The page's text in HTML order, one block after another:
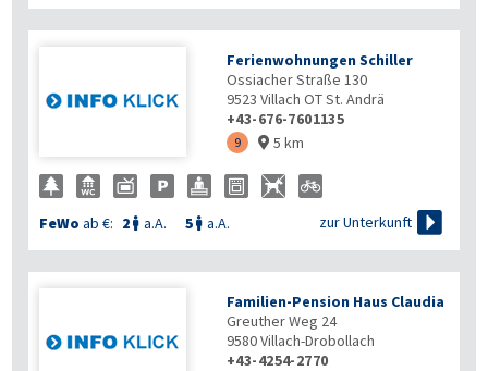
Ferienwohnungen Schiller
Ossiacher Straße 130
9523 Villach OT St. Andrä
+43-676-7601135
9  5 km
FeWo ab €: 2  a.A. 5  a.A. zur Unterkunft 
Familien-Pension Haus Claudia
Greuther Weg 24
9580Villach-Drobollach
+43-4254-2770